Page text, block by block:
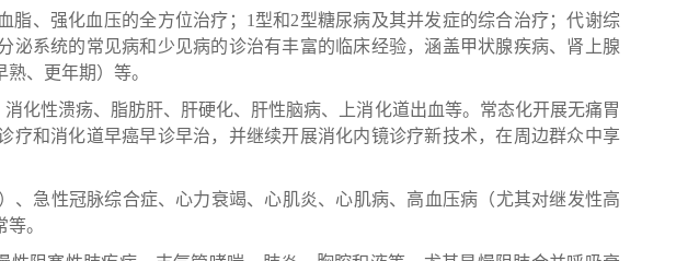
脂、强化血压的全方位治疗；1型和2型糖尿病及其并发症的综合治疗；代谢综
泌系统的常见病和少见病的诊治有丰富的临床经验，涵盖甲状腺疾病、肾上腺
、更年期）等。
化性溃疡、脂肪肝、肝硬化、肝性脑病、上消化道出血等。常态化开展无痛胃
疗和消化道早癌早诊早治，并继续开展消化内镜诊疗新技术，在周边群众中享
、急性冠脉综合症、心力衰竭、心肌炎、心肌病、高血压病（尤其对继发性高
。